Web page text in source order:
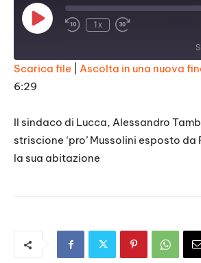
Play
Episode
1x
SHARE
LINK
EMBED
Scarica file Ascolta in una nuova
6:29
Il sindaco di Lucca, Alessandro
striscione ‘pro’ Mussolini esposto
la sua abitazione